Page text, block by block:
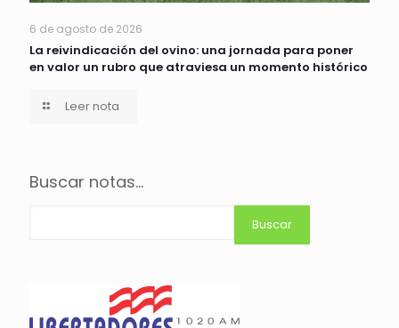
6 de agosto de 2026
La reivindicación del ovino: una jornada para poner
en valor un rubro que atraviesa un momento histórico
Leer nota
Buscar notas...
Buscar